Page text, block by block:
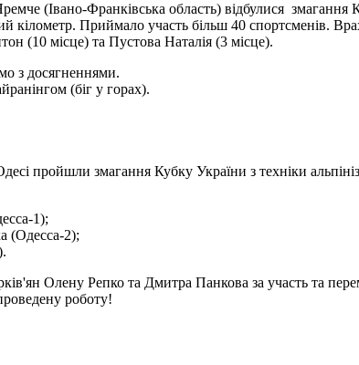
(Івано-Франківська область) відбулися змагання
кілометр. Приймало участь більш 40 спортсменів.
(10 місце) та Пустова Наталія (3 місце).
з досягненнями.
(біг у горах).
пройшли змагання Кубку України з техніки
1);
(Одесса-2);
Олену Репко та Дмитра Панкова за участь та
роботу!